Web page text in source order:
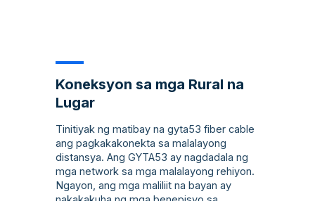
Koneksyon sa mga Rural na
Lugar
Tinitiyak ng matibay na gyta53 fiber cable
ang pagkakakonekta sa malalayong
distansya. Ang GYTA53 ay nagdadala ng
mga network sa mga malalayong rehiyon.
Ngayon, ang mga maliliit na bayan ay